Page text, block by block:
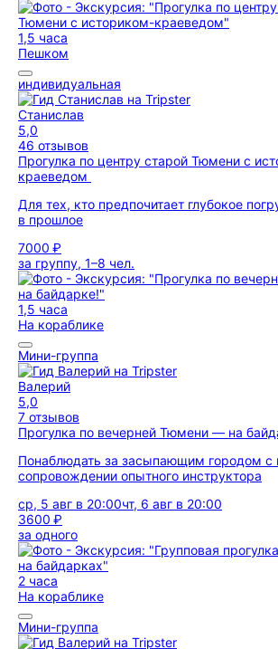
1,5 часа
Пешком
индивидуальная
Станислав
5,0
46 отзывов
Прогулка по центру старой Тюмени с
краеведом
Для тех, кто предпочитает глубокое
в прошлое
7000 ₽
за группу, 1–8 чел.
1,5 часа
На кораблике
Мини-группа
Валерий
5,0
7 отзывов
Прогулка по вечерней Тюмени — на
Понаблюдать за засыпающим городом с
сопровождении опытного инструктора
ср, 5 авг в 20:00чт, 6 авг в 20:00
3600 ₽
за одного
2 часа
На кораблике
Мини-группа